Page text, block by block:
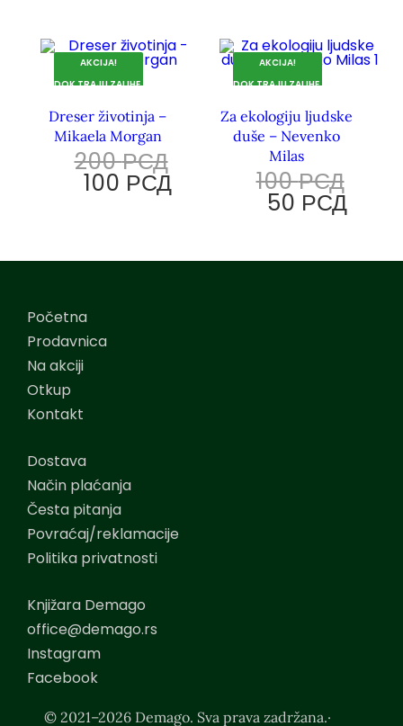
AKCIJA!
DOK TRAJU ZALIHE.
Dreser životinja –
Mikaela Morgan
200РСД
100 РСД
AKCIJA!
DOK TRAJU ZALIHE.
Za ekologiju ljudske
duše – Nevenko
Milas
100РСД
50 РСД
Početna
Prodavnica
Na akciji
Otkup
Kontakt
Dostava
Način plaćanja
Česta pitanja
Povraćaj/reklamacije
Politika privatnosti
Knjižara Demago
office@demago.rs
Instagram
Facebook
© 2021–2026 Demago. Sva prava zadržana.·